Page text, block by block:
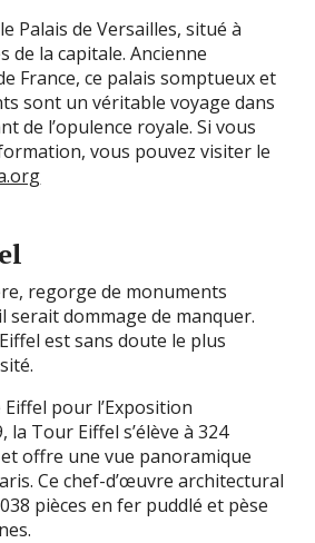
Palais de Versailles, situé à
de la capitale. Ancienne
France, ce palais somptueux et
sont un véritable voyage dans
de l’opulence royale. Si vous
vous pouvez visiter le
regorge de monuments
serait dommage de manquer.
est sans doute le plus
pour l’Exposition
la Tour Eiffel s’élève à 324
offre une vue panoramique
Ce chef-d’œuvre architectural
pièces en fer puddlé et pèse